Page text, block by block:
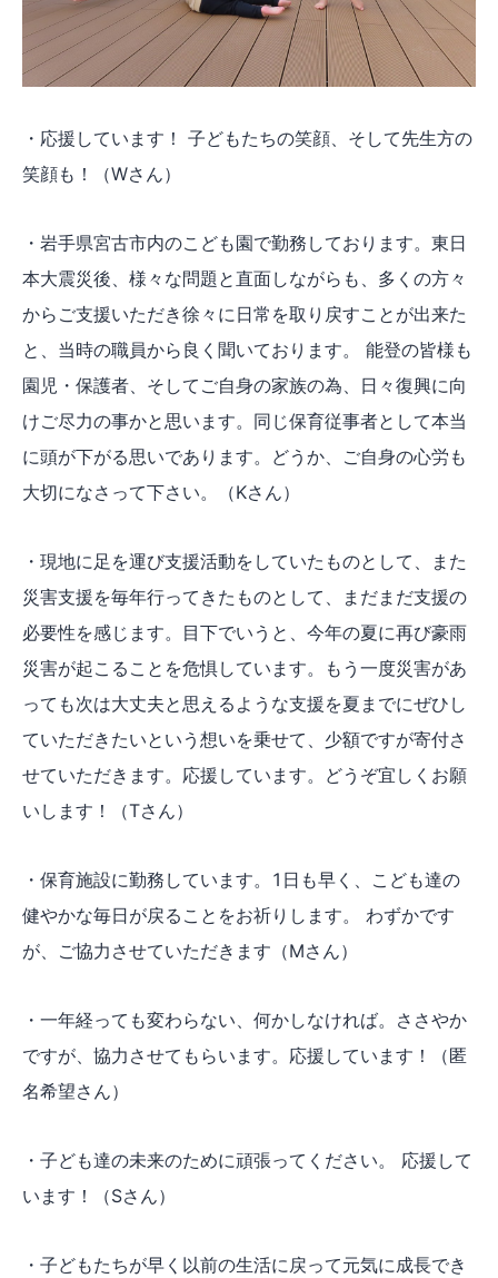
・応援しています！ 子どもたちの笑顔、そして先生方の
笑顔も！（Wさん）
・岩手県宮古市内のこども園で勤務しております。東日
本大震災後、様々な問題と直面しながらも、多くの方々
からご支援いただき徐々に日常を取り戻すことが出来た
と、当時の職員から良く聞いております。 能登の皆様も
園児・保護者、そしてご自身の家族の為、日々復興に向
けご尽力の事かと思います。同じ保育従事者として本当
に頭が下がる思いであります。どうか、ご自身の心労も
大切になさって下さい。（Kさん）
・現地に足を運び支援活動をしていたものとして、また
災害支援を毎年行ってきたものとして、まだまだ支援の
必要性を感じます。目下でいうと、今年の夏に再び豪雨
災害が起こることを危惧しています。もう一度災害があ
っても次は大丈夫と思えるような支援を夏までにぜひし
ていただきたいという想いを乗せて、少額ですが寄付さ
せていただきます。応援しています。どうぞ宜しくお願
いします！（Tさん）
・保育施設に勤務しています。1日も早く、こども達の
健やかな毎日が戻ることをお祈りします。 わずかです
が、ご協力させていただきます（Mさん）
・一年経っても変わらない、何かしなければ。ささやか
ですが、協力させてもらいます。応援しています！（匿
名希望さん）
・子ども達の未来のために頑張ってください。 応援して
います！（Sさん）
・子どもたちが早く以前の生活に戻って元気に成長でき